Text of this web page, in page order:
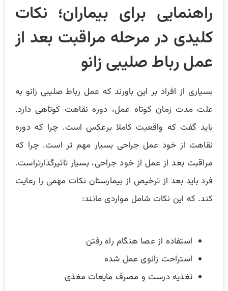
راهنمایی برای بیماران؛ نکات
کلیدی در مرحله مراقبت بعد از
عمل رباط صلیبی زانو
بسیاری از افراد بر این باورند که عمل رباط صلیبی زانو به
علت مدت زمان کوتاه عمل، دوره نقاهت کوتاهی دارد.
باید گفت که واقعیت کاملا برعکس است. چرا که دوره
نقاهت از خود عمل جراحی بسیار مهم تر است. چرا که
مراقبت بعد از عمل از خود جراحی، بسیار تاثیرگذارتراست.
فرد باید بعد از ترخیص از بیمارستان نکات مهمی را رعایت
کند. که این نکات شامل مواردی مانند:
استفاده از عصا هنگام راه رفتن
استراحت زانوی عمل شده
تغذیه درست و مصرف مایعات مغذی